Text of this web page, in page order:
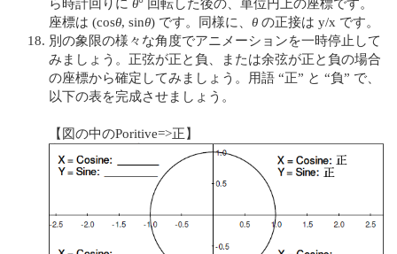
ら時計回りに θ° 回転した後の、単位円上の座標です。
座標は (cosθ, sinθ) です。同様に、 θ の正接は y/x です。
別の象限の様々な角度でアニメーションを一時停止して
みましょう。正弦が正と負、または余弦が正と負の場合
の座標から確定してみましょう。用語 “正” と “負” で、
以下の表を完成させましょう。
【図の中のPoritive=>正】